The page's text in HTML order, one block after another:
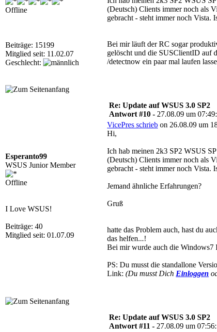
Offline
Beiträge: 15199
Mitglied seit: 11.02.07
Geschlecht:
(Deutsch) Clients immer noch als
gebracht - steht immer noch
Bei mir läuft der RC sogar
gelöscht und die SUSClientID auf
/detectnow ein paar mal laufen
Esperanto99
WSUS Junior Member
Offline
I Love WSUS!
Beiträge: 40
Mitglied seit: 01.07.09
Re: Update auf WSUS 3.0 SP2
Antwort #10 - 27.08.09 um
VicePres schrieb on 26.08.09 um
Hi,
Ich hab meinen 2k3 SP2 WSUS
(Deutsch) Clients immer noch als
gebracht - steht immer noch
Jemand ähnliche Erfahrungen?
Gruß
hatte das Problem auch, hast du
das helfen...!
Bei mir wurde auch die Windows7
PS: Du musst die standallone
Link: (Du musst Dich Einloggen
Re: Update auf WSUS 3.0 SP2
Antwort #11 - 27.08.09 um